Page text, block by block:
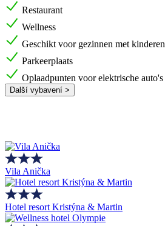
Restaurant
Wellness
Geschikt voor gezinnen met kinderen
Parkeerplaats
Oplaadpunten voor elektrische auto's
Další vybavení >
Vila Anička
Hotel resort Kristýna & Martin